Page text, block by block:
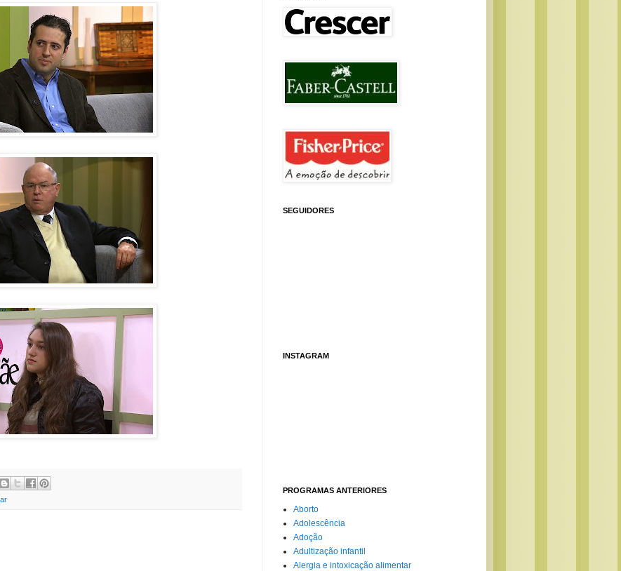
SEGUIDORES
INSTAGRAM
PROGRAMAS ANTERIORES
Aborto
Adolescência
Adoção
Adultização infantil
Alergia e intoxicação alimentar